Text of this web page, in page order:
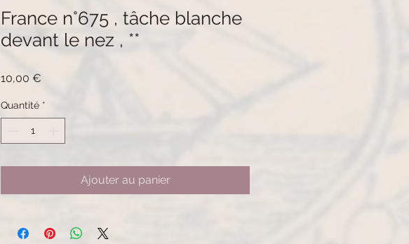
France n°675 , tâche blanche
devant le nez , **
10,00 €
Quantité *
Ajouter au panier